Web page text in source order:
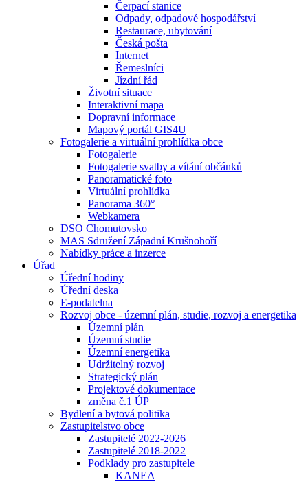
Čerpací stanice
Odpady, odpadové hospodářství
Restaurace, ubytování
Česká pošta
Internet
Řemeslníci
Jízdní řád
Životní situace
Interaktivní mapa
Dopravní informace
Mapový portál GIS4U
Fotogalerie a virtuální prohlídka obce
Fotogalerie
Fotogalerie svatby a vítání občánků
Panoramatické foto
Virtuální prohlídka
Panorama 360°
Webkamera
DSO Chomutovsko
MAS Sdružení Západní Krušnohoří
Nabídky práce a inzerce
Úřad
Úřední hodiny
Úřední deska
E-podatelna
Rozvoj obce - územní plán, studie, rozvoj a energetika
Územní plán
Územní studie
Územní energetika
Udržitelný rozvoj
Strategický plán
Projektové dokumentace
změna č.1 ÚP
Bydlení a bytová politika
Zastupitelstvo obce
Zastupitelé 2022-2026
Zastupitelé 2018-2022
Podklady pro zastupitele
KANEA